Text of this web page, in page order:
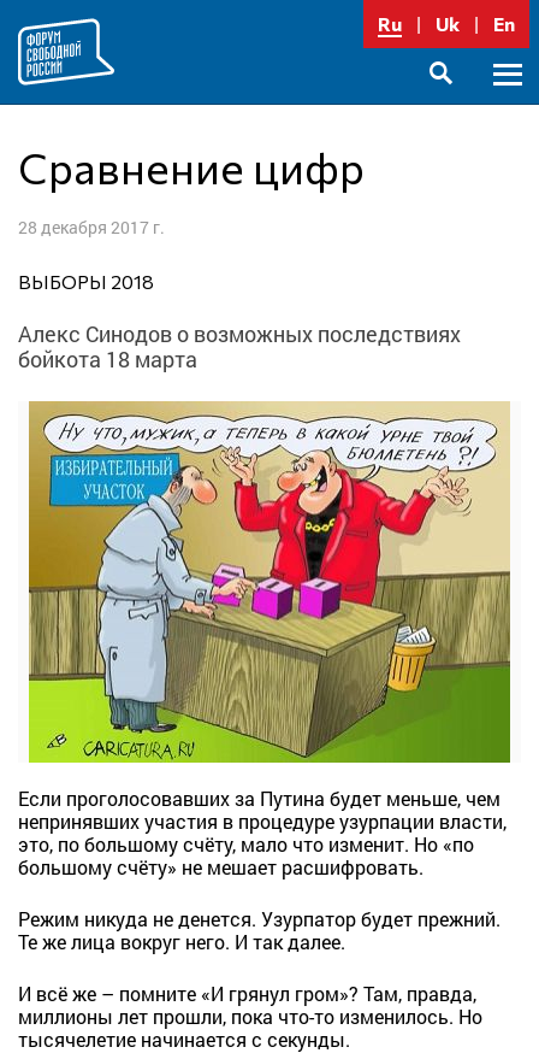
содержимому
Ru Uk En
Сравнение цифр
28 декабря 2017 г.
ВЫБОРЫ 2018
Алекс Синодов о возможных последствиях
бойкота 18 марта
Если проголосовавших за Путина будет меньше, чем
непринявших участия в процедуре узурпации власти,
это, по большому счёту, мало что изменит. Но «по
большому счёту» не мешает расшифровать.
Режим никуда не денется. Узурпатор будет прежний.
Те же лица вокруг него. И так далее.
И всё же – помните «И грянул гром»? Там, правда,
миллионы лет прошли, пока что-то изменилось. Но
тысячелетие начинается с секунды.